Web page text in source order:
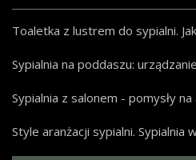
Toaletka z lustrem do sypialni.
Sypialnia na poddaszu:
Sypialnia z salonem - pomysły na
Style aranżacji sypialni. Sypialnia